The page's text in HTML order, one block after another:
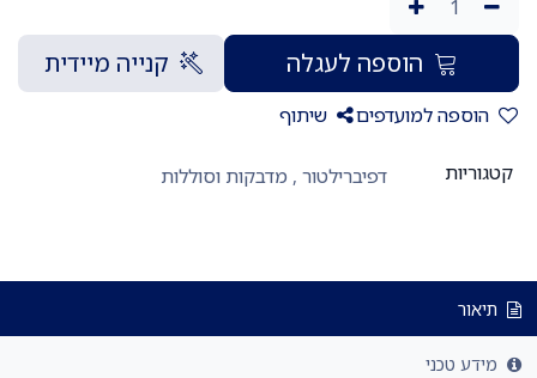
הוספה לעגלה קנייה מיידית
הוספה למועדפים שיתוף
קטגוריות דפיברילטור, מדבקות וסוללות
תיאור
מידע טכני